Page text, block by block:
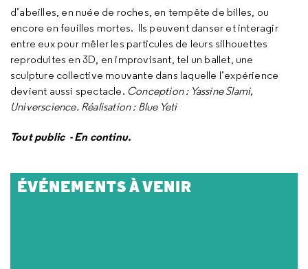
d’abeilles, en nuée de roches, en tempête de billes, ou
encore en feuilles mortes. Ils peuvent danser et interagir
entre eux pour mêler les particules de leurs silhouettes
reproduites en 3D, en improvisant, tel un ballet, une
sculpture collective mouvante dans laquelle l’expérience
devient aussi spectacle. Conception : Yassine Slami,
Universcience. Réalisation : Blue Yeti
Tout public - En continu.
ÉVÉNEMENTS À VENIR